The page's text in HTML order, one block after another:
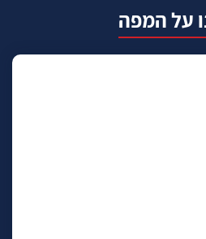
על המפה